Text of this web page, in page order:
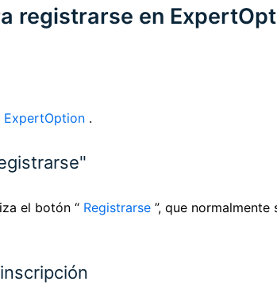
registrarse en
.
el botón “ Registrarse ”, que